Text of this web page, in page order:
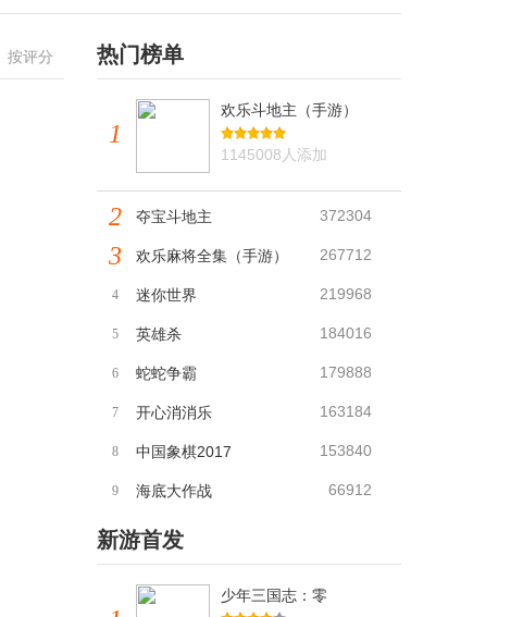
按评分 热门榜单
1
欢乐斗地主（手游）
1145008人添加
2 夺宝斗地主 372304
3 欢乐麻将全集（手游） 267712
4 迷你世界 219968
5 英雄杀 184016
6 蛇蛇争霸 179888
7 开心消消乐 163184
8 中国象棋2017 153840
9 海底大作战 66912
新游首发
少年三国志：零